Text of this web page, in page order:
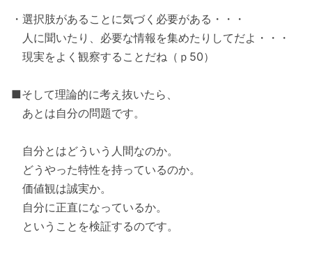
・選択肢があることに気づく必要がある・・・
人に聞いたり、必要な情報を集めたりしてだよ・・・
現実をよく観察することだね（ｐ50）
■そして理論的に考え抜いたら、
あとは自分の問題です。
自分とはどういう人間なのか。
どうやった特性を持っているのか。
価値観は誠実か。
自分に正直になっているか。
ということを検証するのです。